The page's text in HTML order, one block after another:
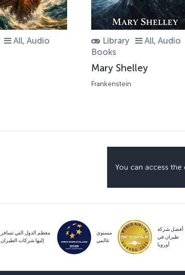
All, Audio
Library
All, Audio
Books
Mary Shelley
Frankenstein
معظم الدول التي تسافر
إليها شركات الطيران
مستوى
عالمي
أفضل شركة
طيران في
أوروبا